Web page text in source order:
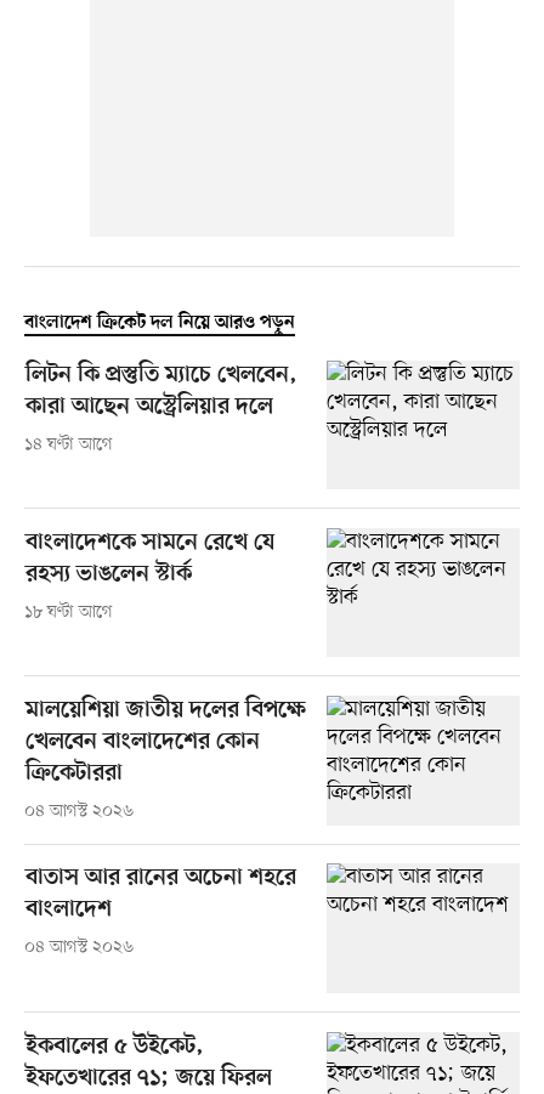
বাংলাদেশ ক্রিকেট দল নিয়ে আরও পড়ুন
লিটন কি প্রস্তুতি ম্যাচে খেলবেন,
কারা আছেন অস্ট্রেলিয়ার দলে
১৪ ঘণ্টা আগে
বাংলাদেশকে সামনে রেখে যে
রহস্য ভাঙলেন স্টার্ক
১৮ ঘণ্টা আগে
মালয়েশিয়া জাতীয় দলের বিপক্ষে
খেলবেন বাংলাদেশের কোন
ক্রিকেটাররা
০৪ আগস্ট ২০২৬
বাতাস আর রানের অচেনা শহরে
বাংলাদেশ
০৪ আগস্ট ২০২৬
ইকবালের ৫ উইকেট,
ইফতেখারের ৭১; জয়ে ফিরল